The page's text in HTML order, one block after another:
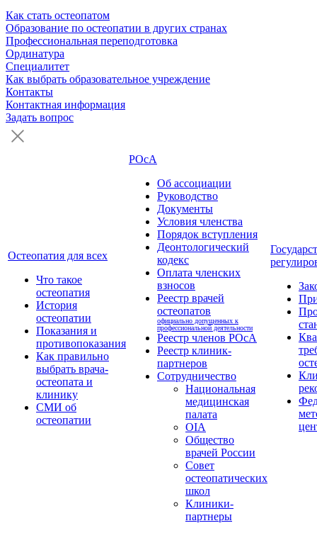
Как стать остеопатом
Образование по остеопатии в других странах
Профессиональная переподготовка
Ординатура
Специалитет
Как выбрать образовательное учреждение
Контакты
Контактная информация
Задать вопрос
Остеопатия для всех
Что такое
остеопатия
История
остеопатии
Показания и
противопоказания
Как правильно
выбрать врача-
остеопата и
клинику
СМИ об
остеопатии
РОсА
Об ассоциации
Руководство
Документы
Условия членства
Порядок вступления
Деонтологический
кодекс
Оплата членских
взносов
Реестр врачей
остеопатов
официально допущенных к
профессиональной деятельности
Реестр членов РОсА
Реестр клиник-
партнеров
Сотрудничество
Национальная
медицинская
палата
OIA
Общество
врачей России
Совет
остеопатических
школ
Клиники-
партнеры